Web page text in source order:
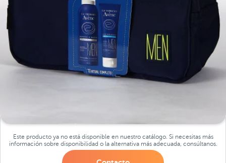
Este producto ya no está disponible en nuestro catálogo. Si necesitas más
información sobre disponibilidad o la alternativa más adecuada, consúltanos.